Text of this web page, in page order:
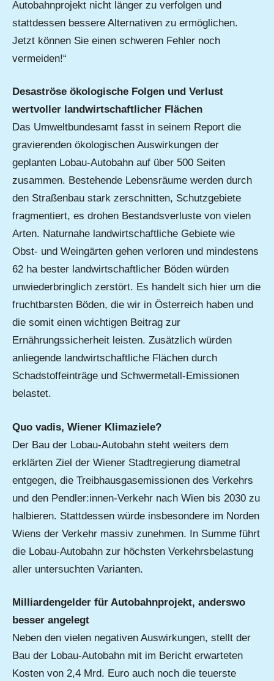
Autobahnprojekt nicht länger zu verfolgen und
stattdessen bessere Alternativen zu ermöglichen.
Jetzt können Sie einen schweren Fehler noch
vermeiden!“
Desaströse ökologische Folgen und Verlust
wertvoller landwirtschaftlicher Flächen
Das Umweltbundesamt fasst in seinem Report die
gravierenden ökologischen Auswirkungen der
geplanten Lobau-Autobahn auf über 500 Seiten
zusammen. Bestehende Lebensräume werden durch
den Straßenbau stark zerschnitten, Schutzgebiete
fragmentiert, es drohen Bestandsverluste von vielen
Arten. Naturnahe landwirtschaftliche Gebiete wie
Obst- und Weingärten gehen verloren und mindestens
62 ha bester landwirtschaftlicher Böden würden
unwiederbringlich zerstört. Es handelt sich hier um die
fruchtbarsten Böden, die wir in Österreich haben und
die somit einen wichtigen Beitrag zur
Ernährungssicherheit leisten. Zusätzlich würden
anliegende landwirtschaftliche Flächen durch
Schadstoffeinträge und Schwermetall-Emissionen
belastet.
Quo vadis, Wiener Klimaziele?
Der Bau der Lobau-Autobahn steht weiters dem
erklärten Ziel der Wiener Stadtregierung diametral
entgegen, die Treibhausgasemissionen des Verkehrs
und den Pendler:innen-Verkehr nach Wien bis 2030 zu
halbieren. Stattdessen würde insbesondere im Norden
Wiens der Verkehr massiv zunehmen. In Summe führt
die Lobau-Autobahn zur höchsten Verkehrsbelastung
aller untersuchten Varianten.
Milliardengelder für Autobahnprojekt, anderswo
besser angelegt
Neben den vielen negativen Auswirkungen, stellt der
Bau der Lobau-Autobahn mit im Bericht erwarteten
Kosten von 2,4 Mrd. Euro auch noch die teuerste